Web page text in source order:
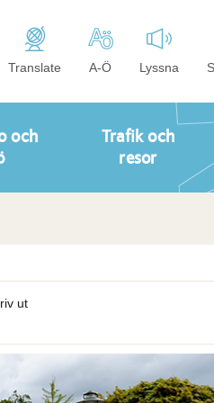
Translate A-Ö Lyssna
och
Trafik och
resor
ut